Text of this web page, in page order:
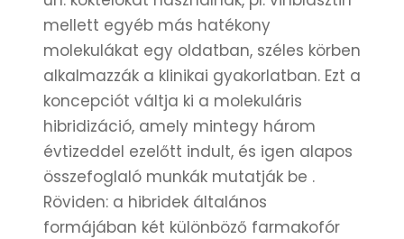
mellett egyéb más hatékony
molekulákat egy oldatban, széles körben
alkalmazzák a klinikai gyakorlatban. Ezt a
koncepciót váltja ki a molekuláris
hibridizáció, amely mintegy három
évtizeddel ezelőtt indult, és igen alapos
összefoglaló munkák mutatják be .
Röviden: a hibridek általános
formájában két különböző farmakofór